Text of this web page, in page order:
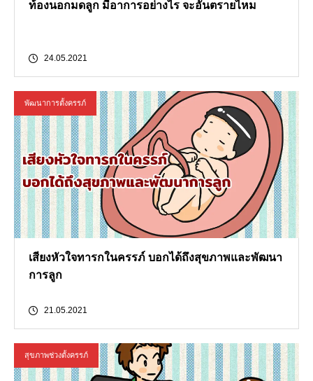
ท้องนอกมดลูก มีอาการอย่างไร จะอันตรายไหม
24.05.2021
พัฒนาการตั้งครรภ์
เสียงหัวใจทารกในครรภ์ บอกได้ถึงสุขภาพและพัฒนา
การลูก
21.05.2021
สุขภาพช่วงตั้งครรภ์